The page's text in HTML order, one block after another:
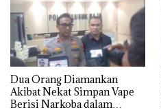
Dua Orang Diamankan
Akibat Nekat Simpan Vape
Berisi Narkoba dalam